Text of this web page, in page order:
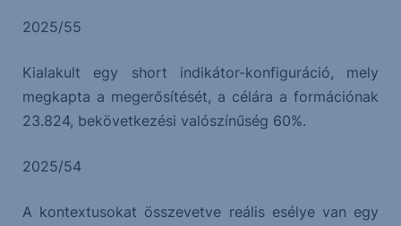
2025/55
Kialakult egy short indikátor-konfiguráció, mely
megkapta a megerősítését, a célára a formációnak
23.824, bekövetkezési valószínűség 60%.
2025/54
A kontextusokat összevetve reális esélye van egy